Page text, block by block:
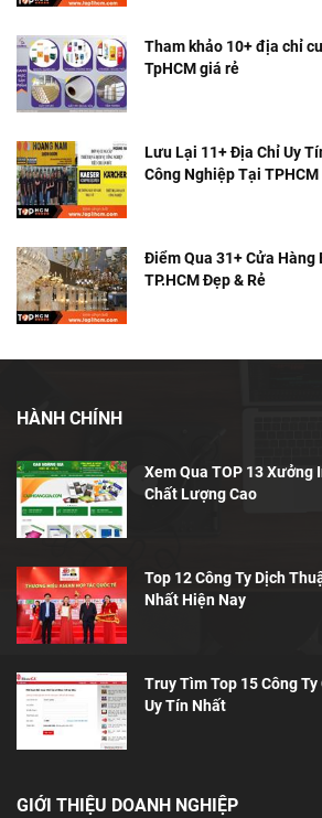
Tham khảo 10+ địa chỉ
TpHCM giá rẻ
Lưu Lại 11+ Địa Chỉ Uy
Công Nghiệp Tại TPHCM
Điểm Qua 31+ Cửa
TP.HCM Đẹp & Rẻ
HÀNH CHÍNH
Xem Qua TOP 13 Xưởng
Chất Lượng Cao
Top 12 Công Ty Dịch
Nhất Hiện Nay
Truy Tìm Top 15 Công Ty
Uy Tín Nhất
GIỚI THIỆU DOANH NGHIỆP